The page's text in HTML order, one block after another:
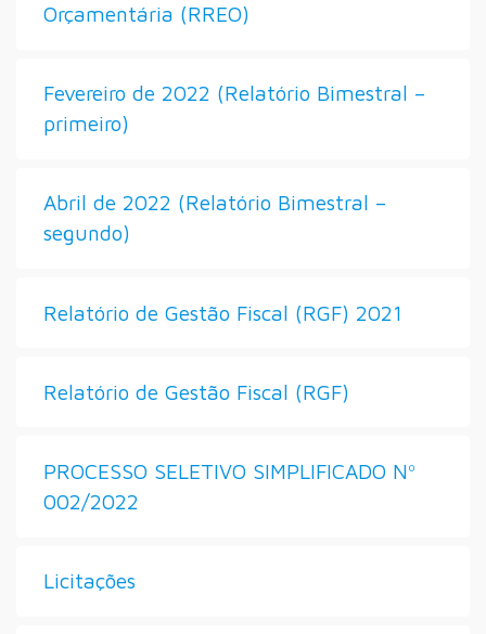
Orçamentária (RREO)
Fevereiro de 2022 (Relatório Bimestral –
primeiro)
Abril de 2022 (Relatório Bimestral –
segundo)
Relatório de Gestão Fiscal (RGF) 2021
Relatório de Gestão Fiscal (RGF)
PROCESSO SELETIVO SIMPLIFICADO Nº
002/2022
Licitações